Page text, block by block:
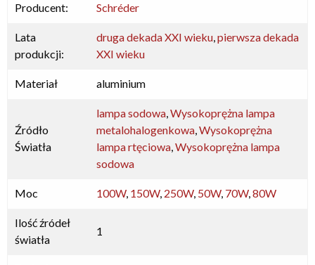
Producent: Schréder
Lata
produkcji:
druga dekada XXI wieku,pierwsza dekada
XXI wieku
Materiał aluminium
Źródło
Światła
lampa sodowa,Wysokoprężna lampa
metalohalogenkowa,Wysokoprężna
lampa rtęciowa,Wysokoprężna lampa
sodowa
Moc 100W, 150W, 250W, 50W, 70W,80W
Ilość źródeł
światła
1